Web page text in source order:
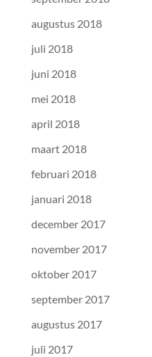
augustus 2018
juli 2018
juni 2018
mei 2018
april 2018
maart 2018
februari 2018
januari 2018
december 2017
november 2017
oktober 2017
september 2017
augustus 2017
juli 2017